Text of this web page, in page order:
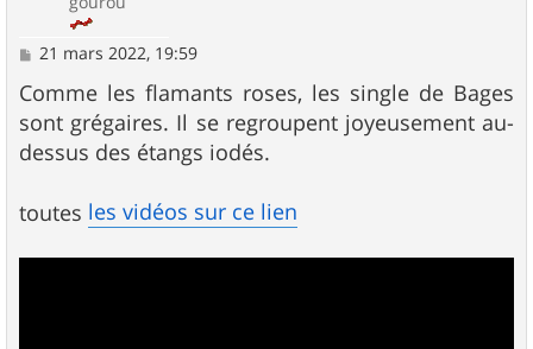
M
s
s
a
g
e
21 mars 2022, 19:59
Comme les flamants roses, les single de Bages
sont grégaires. Il se regroupent joyeusement au-
dessus des étangs iodés.
toutes les vidéos sur ce lien